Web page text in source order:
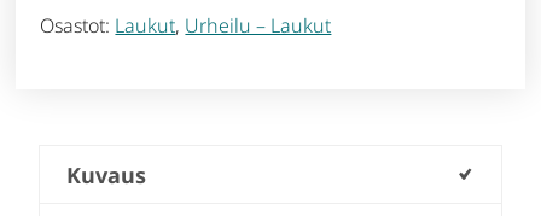
Osastot: Laukut, Urheilu – Laukut
Kuvaus